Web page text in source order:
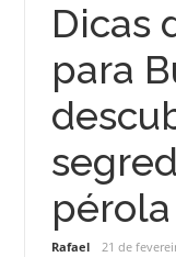
Dicas
para
Rafael 21 de